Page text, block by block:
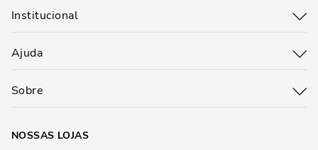
Institucional
Ajuda
Sobre
NOSSAS LOJAS